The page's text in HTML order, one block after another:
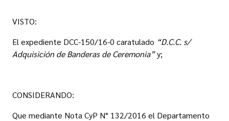
VISTO:
El expediente DCC-150/16-0 caratulado “D.C.C. s/
Adquisición de Banderas de Ceremonia”y;
CONSIDERANDO:
Que mediante Nota CyP N° 132/2016 el Departamento